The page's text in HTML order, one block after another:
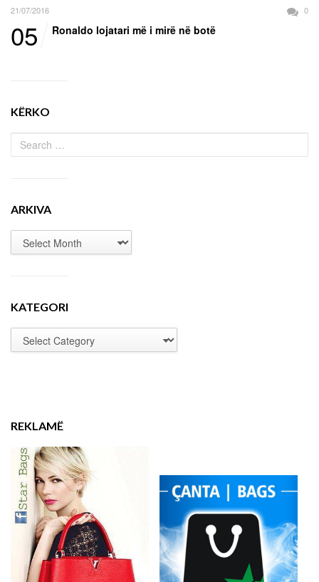
21/07/2016 0
05 Ronaldo lojatari më i mirë në botë
KËRKO
ARKIVA
KATEGORI
REKLAMË